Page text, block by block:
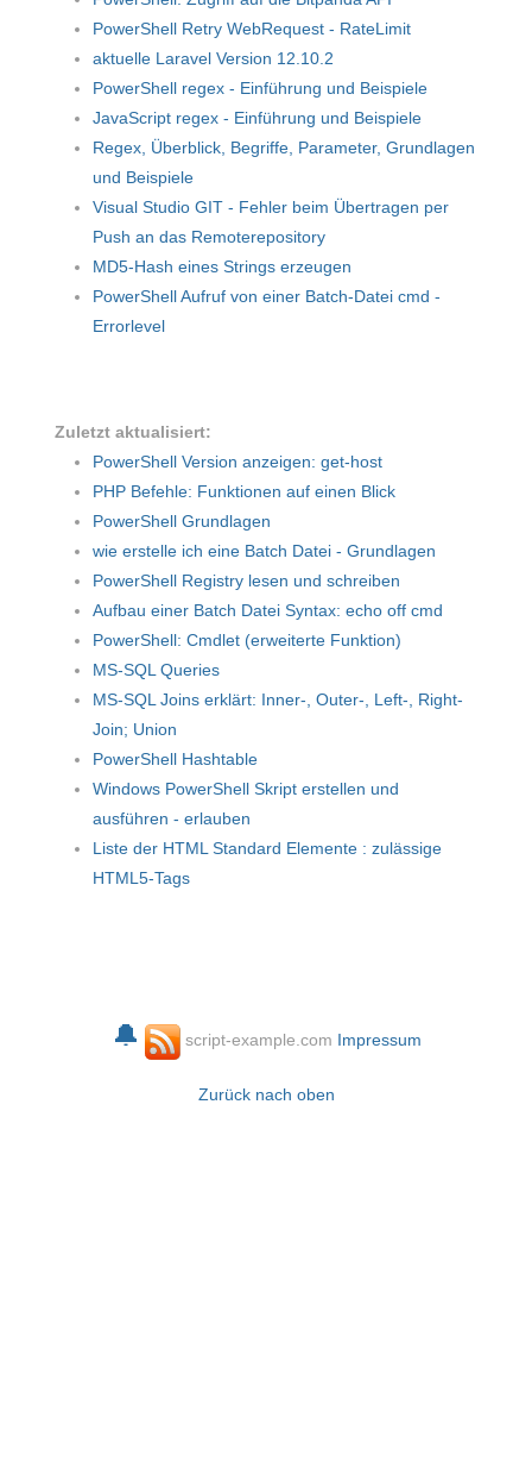
PowerShell Retry WebRequest - RateLimit
aktuelle Laravel Version 12.10.2
PowerShell regex - Einführung und Beispiele
JavaScript regex - Einführung und Beispiele
Regex, Überblick, Begriffe, Parameter, Grundlagen
und Beispiele
Visual Studio GIT - Fehler beim Übertragen per
Push an das Remoterepository
MD5-Hash eines Strings erzeugen
PowerShell Aufruf von einer Batch-Datei cmd -
Errorlevel
Zuletzt aktualisiert:
PowerShell Version anzeigen: get-host
PHP Befehle: Funktionen auf einen Blick
PowerShell Grundlagen
wie erstelle ich eine Batch Datei - Grundlagen
PowerShell Registry lesen und schreiben
Aufbau einer Batch Datei Syntax: echo off cmd
PowerShell: Cmdlet (erweiterte Funktion)
MS-SQL Queries
MS-SQL Joins erklärt: Inner-, Outer-, Left-, Right-
Join; Union
PowerShell Hashtable
Windows PowerShell Skript erstellen und
ausführen - erlauben
Liste der HTML Standard Elemente : zulässige
HTML5-Tags
🔔 script-example.com Impressum
Zurück nach oben